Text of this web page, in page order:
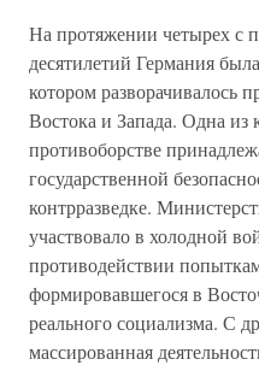
На протяжении четырех с
десятилетий Германия
котором разворачивалось
Востока и Запада. Одна из
противоборстве
государственной
контрразведке.
участвовало в холодной
противодействии
формировавшегося в
реального социализма. С
массированная